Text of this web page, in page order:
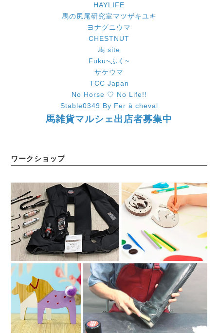
HAYLIFE
馬の尻尾研究室マツザキユキ
ヨナグニウマ
CHESTNUT
馬 site
Fuku~ふく~
サケウマ
TCC Japan
No Horse ♡ No Life!!
Stable0349 By Fer à cheval
馬雑貨マルシェ出店者募集中
ワークショップ